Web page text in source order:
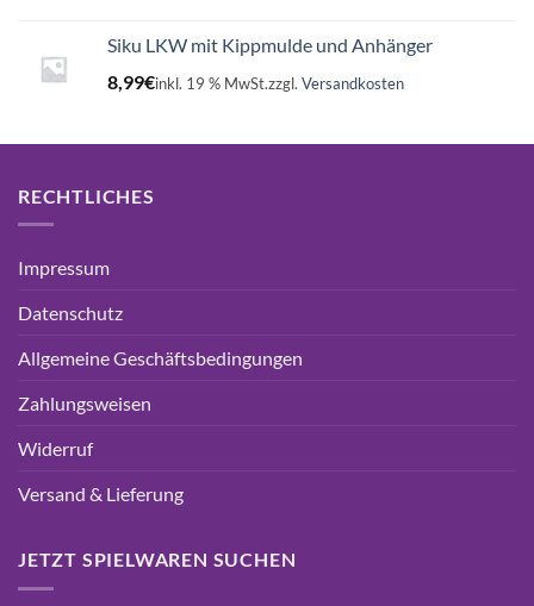
Siku LKW mit Kippmulde und Anhänger
8,99€inkl. 19 % MwSt.zzgl. Versandkosten
RECHTLICHES
Impressum
Datenschutz
Allgemeine Geschäftsbedingungen
Zahlungsweisen
Widerruf
Versand & Lieferung
JETZT SPIELWAREN SUCHEN